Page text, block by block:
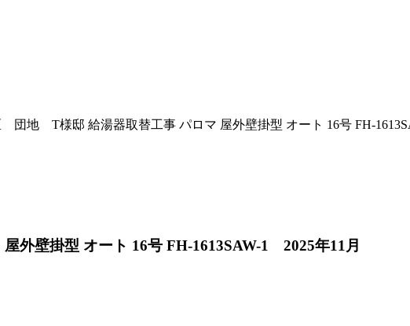
団地 T様邸 給湯器取替工事 パロマ 屋外壁掛型 オート 16号 FH-
壁掛型 オート 16号 FH-1613SAW-1 2025年11月